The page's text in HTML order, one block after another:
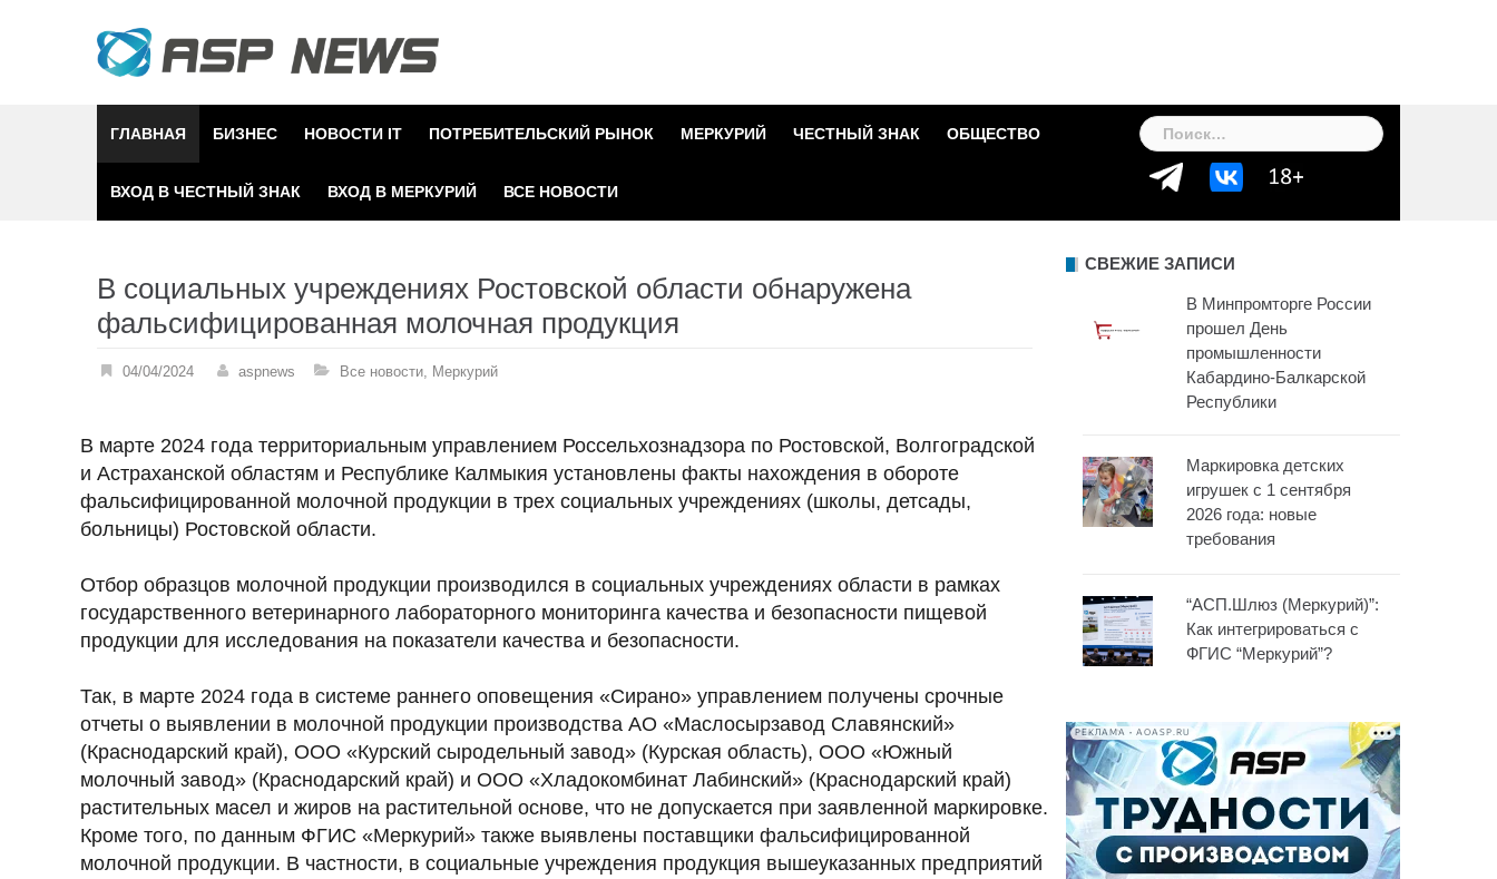
ГЛАВНАЯ БИЗНЕС НОВОСТИ IT ПОТРЕБИТЕЛЬСКИЙ РЫНОК МЕРКУРИЙ ЧЕСТНЫЙ ЗНАК ОБЩЕСТВО
ВХОД В ЧЕСТНЫЙ ЗНАК ВХОД В МЕРКУРИЙ ВСЕ НОВОСТИ
Найти:
В социальных учреждениях Ростовской области обнаружена
фальсифицированная молочная продукция
04/04/2024 aspnews Все новости Меркурий
В марте 2024 года территориальным управлением Россельхознадзора по Ростовской, Волгоградской
и Астраханской областям и Республике Калмыкия установлены факты нахождения в обороте
фальсифицированной молочной продукции в трех социальных учреждениях (школы, детсады,
больницы) Ростовской области.
Отбор образцов молочной продукции производился в социальных учреждениях области в рамках
государственного ветеринарного лабораторного мониторинга качества и безопасности пищевой
продукции для исследования на показатели качества и безопасности.
Так, в марте 2024 года в системе раннего оповещения «Сирано» управлением получены срочные
отчеты о выявлении в молочной продукции производства АО «Маслосырзавод Славянский»
(Краснодарский край), ООО «Курский сыродельный завод» (Курская область), ООО «Южный
молочный завод» (Краснодарский край) и ООО «Хладокомбинат Лабинский» (Краснодарский край)
растительных масел и жиров на растительной основе, что не допускается при заявленной маркировке.
Кроме того, по данным ФГИС «Меркурий» также выявлены поставщики фальсифицированной
молочной продукции. В частности, в социальные учреждения продукция вышеуказанных предприятий
СВЕЖИЕ ЗАПИСИ
В Минпромторге России
прошел День
промышленности
Кабардино-Балкарской
Республики
Маркировка детских
игрушек с 1 сентября
2026 года: новые
требования
“АСП.Шлюз (Меркурий)”:
Как интегрироваться с
ФГИС “Меркурий”?
РЕКЛАМА • AOASP.RU